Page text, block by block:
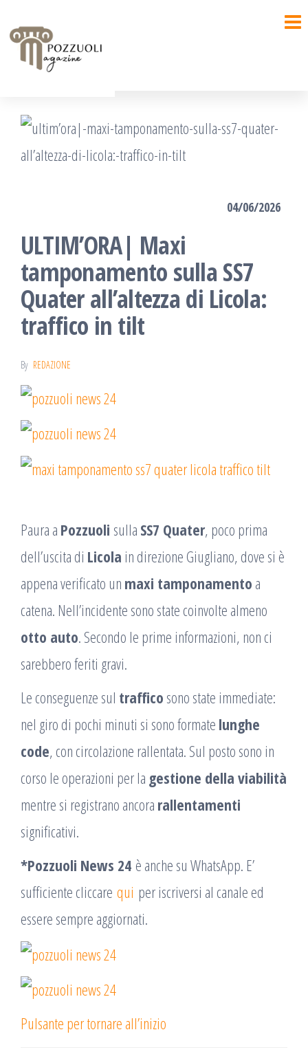
contenuto
04/06/2026
ULTIM’ORA| Maxi
tamponamento sulla SS7
Quater all’altezza di Licola:
traffico in tilt
By REDAZIONE
Paura a Pozzuoli sulla SS7 Quater, poco prima
dell’uscita di Licola in direzione Giugliano, dove si è
appena verificato un maxi tamponamento a
catena. Nell’incidente sono state coinvolte almeno
otto auto. Secondo le prime informazioni, non ci
sarebbero feriti gravi.
Le conseguenze sul traffico sono state immediate:
nel giro di pochi minuti si sono formate lunghe
code, con circolazione rallentata. Sul posto sono in
corso le operazioni per la gestione della viabilità
mentre si registrano ancora rallentamenti
significativi.
*Pozzuoli News 24 è anche su WhatsApp. E’
sufficiente cliccare qui per iscriversi al canale ed
essere sempre aggiornati.
Pulsante per tornare all’inizio